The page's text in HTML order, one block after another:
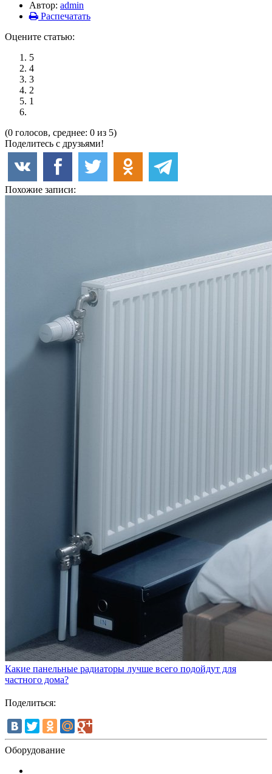
Автор: admin
Распечатать
Оцените статью:
5
4
3
2
1
(0 голосов, среднее: 0 из 5)
Поделитесь с друзьями!
Похожие записи:
Какие панельные радиаторы лучше всего подойдут для
частного дома?
Поделиться:
Оборудование